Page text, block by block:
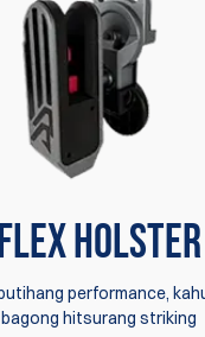
Holster
performance,
bagong hitsurang striking